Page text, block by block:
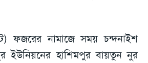
ফজরের নামাজে সময় চন্দনাইশ
ইউনিয়নের হাশিমপুর বায়তুন নুর